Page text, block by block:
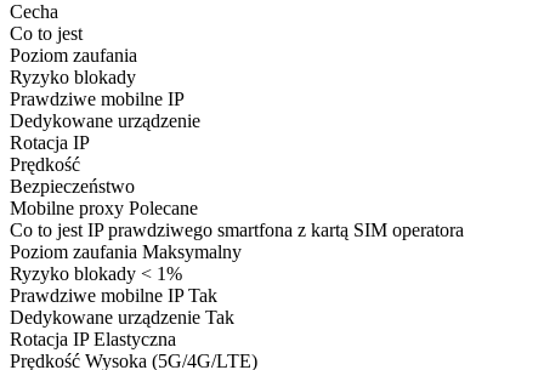
Cecha
Co to jest
Poziom zaufania
Ryzyko blokady
Prawdziwe mobilne IP
Dedykowane urządzenie
Rotacja IP
Prędkość
Bezpieczeństwo
Mobilne proxy Polecane
Co to jestIP prawdziwego smartfona z kartą SIM operatora
Poziom zaufania Maksymalny
Ryzyko blokady < 1%
Prawdziwe mobilne IPTak
Dedykowane urządzenie Tak
Rotacja IPElastyczna
Prędkość Wysoka (5G/4G/LTE)